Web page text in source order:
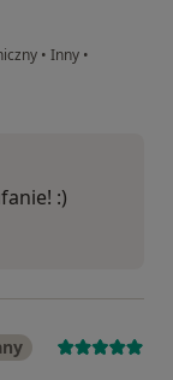
• Inny •
:)